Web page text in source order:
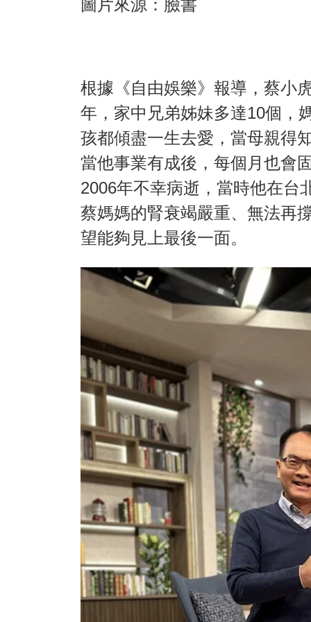
圖片來源：臉書
根據《自由娛樂》報導，蔡小
年，家中兄弟姊妹多達10個，
孩都傾盡一生去愛，當母親得
當他事業有成後，每個月也會
2006年不幸病逝，當時他在台
蔡媽媽的腎衰竭嚴重、無法再
望能夠見上最後一面。